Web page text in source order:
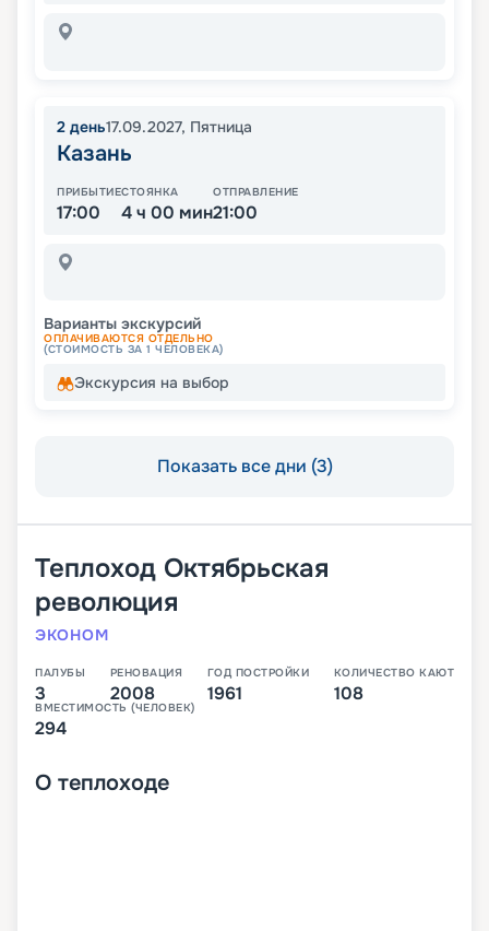
2 день17.09.2027, Пятница
Казань
ПРИБЫТИЕ
17:00
СТОЯНКА
4 ч 00 мин
ОТПРАВЛЕНИЕ
21:00
Варианты экскурсий
ОПЛАЧИВАЮТСЯ ОТДЕЛЬНО
(СТОИМОСТЬ ЗА 1 ЧЕЛОВЕКА)
Экскурсия на выбор
Показать все дни (3)
Теплоход Октябрьская
революция
ЭКОНОМ
ПАЛУБЫ
3
РЕНОВАЦИЯ
2008
ГОД ПОСТРОЙКИ
1961
КОЛИЧЕСТВО КАЮТ
108
ВМЕСТИМОСТЬ (ЧЕЛОВЕК)
294
О теплоходе